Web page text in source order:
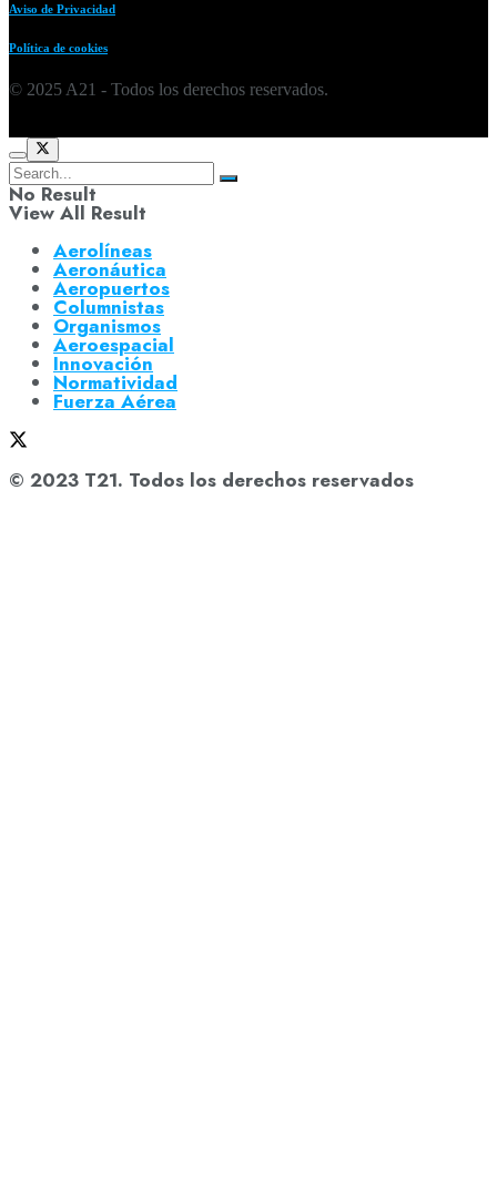
Aviso de Privacidad
Política de cookies
© 2025 A21 - Todos los derechos reservados.
No Result
View All Result
Aerolíneas
Aeronáutica
Aeropuertos
Columnistas
Organismos
Aeroespacial
Innovación
Normatividad
Fuerza Aérea
© 2023 T21. Todos los derechos reservados